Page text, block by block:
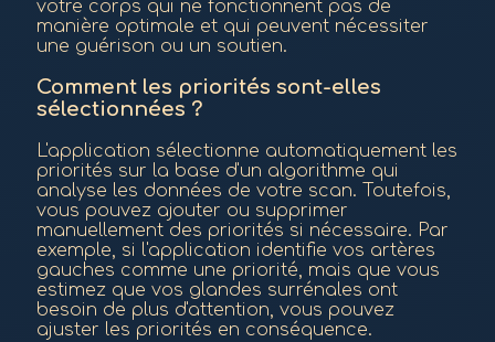
votre corps qui ne fonctionnent pas de
manière optimale et qui peuvent nécessiter
une guérison ou un soutien.
Comment les priorités sont-elles
sélectionnées ?
L'application sélectionne automatiquement les
priorités sur la base d'un algorithme qui
analyse les données de votre scan. Toutefois,
vous pouvez ajouter ou supprimer
manuellement des priorités si nécessaire. Par
exemple, si l'application identifie vos artères
gauches comme une priorité, mais que vous
estimez que vos glandes surrénales ont
besoin de plus d'attention, vous pouvez
ajuster les priorités en conséquence.